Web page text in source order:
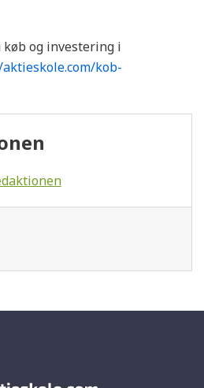
og investering i
kob-